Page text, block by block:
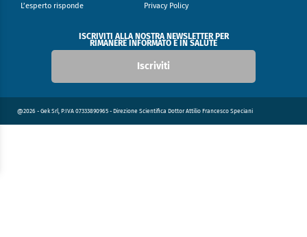
L’esperto risponde Privacy Policy
ISCRIVITI ALLA NOSTRA NEWSLETTER PER
RIMANERE INFORMATO E IN SALUTE
Iscriviti
@2026 - Gek Srl, P.IVA 07333890965 - Direzione Scientifica Dottor Attilio Francesco Speciani